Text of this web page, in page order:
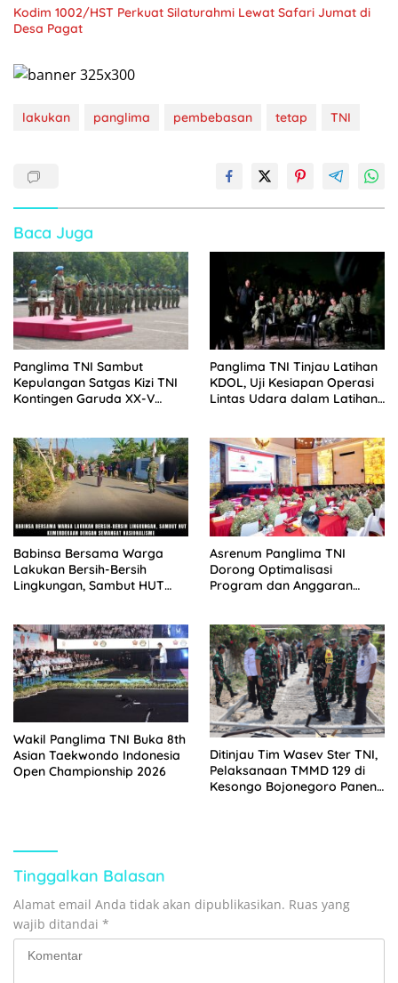
Kodim 1002/HST Perkuat Silaturahmi Lewat Safari Jumat di
Desa Pagat
lakukan panglima pembebasan tetap TNI
Baca Juga
Panglima TNI Sambut
Kepulangan Satgas Kizi TNI
Kontingen Garuda XX-V
Panglima TNI Tinjau Latihan
KDOL, Uji Kesiapan Operasi
Lintas Udara dalam Latihan
Babinsa Bersama Warga
Lakukan Bersih-Bersih
Lingkungan, Sambut HUT
Asrenum Panglima TNI
Dorong Optimalisasi
Program dan Anggaran
Wakil Panglima TNI Buka 8th
Asian Taekwondo Indonesia
Open Championship 2026
Ditinjau Tim Wasev Ster TNI,
Pelaksanaan TMMD 129 di
Kesongo Bojonegoro Panen
Tinggalkan Balasan
Alamat email Anda tidak akan dipublikasikan. Ruas yang
wajib ditandai *